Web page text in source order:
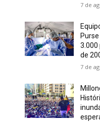
7 de
3.000
de
7 de